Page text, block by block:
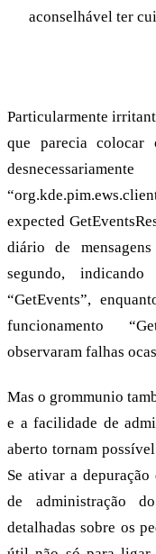
aconselhável ter
Particularmente
que parecia colocar
expected
diário de
segundo,
“GetEvents”,
funcionamento
observaram falhas
Mas o grommunio
e a facilidade de
aberto tornam
Se ativar a
de administração
detalhadas sobre os